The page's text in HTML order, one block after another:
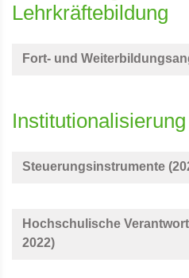
Lehrkräftebildung
Fort- und
Steuerungsinstrumente
Hochschulische
2022)